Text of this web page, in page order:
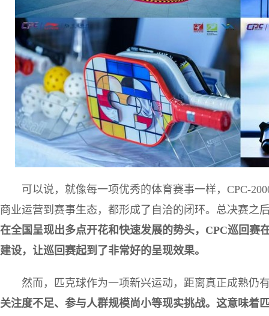
可以说，就像每一项优秀的体育赛事一样，CPC-
商业运营到赛事生态，都形成了自洽的闭环。总决赛之
在全国呈现出多点开花和快速发展的势头，CPC巡回赛
建设，让巡回赛起到了非常好的呈现效果。
然而，匹克球作为一项新兴运动，距离真正成熟仍
关注度不足、参与人群规模尚小等现实挑战。这意味着